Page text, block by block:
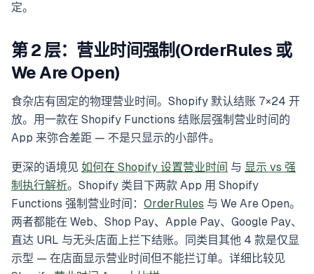
定。
第 2 层：营业时间强制(OrderRules 或
We Are Open)
食杂店有固定的物理营业时间。Shopify 默认结账 7×24 开
放。用一款在 Shopify Functions 结账层强制营业时间的
App 来弥合差距 — 不是只显示的小部件。
更深的语境见 如何在 Shopify 设置营业时间 与 显示 vs 强
制执行解析。Shopify 类目下两款 App 用 Shopify
Functions 强制营业时间： OrderRules 与 We Are Open。
两者都能在 Web、Shop Pay、Apple Pay、Google Pay、
直达 URL 与无头店面上拦下结账。同类目其他 4 款是仅显
示型 — 在店面显示营业时间但不能拦订单。详细比较见